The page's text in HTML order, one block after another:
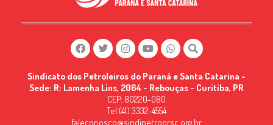
Sindicato dos Petroleiros do Paraná e Santa Catarina -
Sede: R: Lamenha Lins, 2064 - Rebouças - Curitiba, PR
CEP: 80220-080
Tel (41) 3332-4554
faleconosco@sindipetroprsc.org.br